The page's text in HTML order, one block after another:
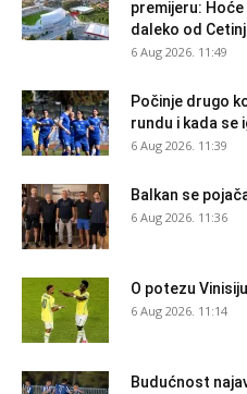
premijeru:
daleko od
6 Aug 2026. 11:49
Počinje drugo
rundu i kada se
6 Aug 2026. 11:39
Balkan se
6 Aug 2026. 11:36
O potezu
6 Aug 2026. 11:14
Budućnost